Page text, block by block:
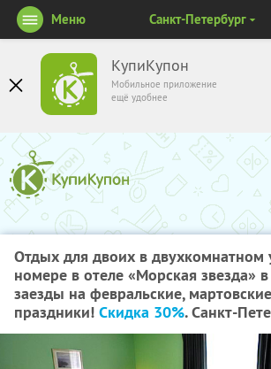
КупиКупон
Мобильное приложение
ещё удобнее
Меню Санкт-Петербург
Отдых для двоих в
номере в отеле «Морская звезда»
заезды на февральские,
праздники! Скидка 30%. Санкт-